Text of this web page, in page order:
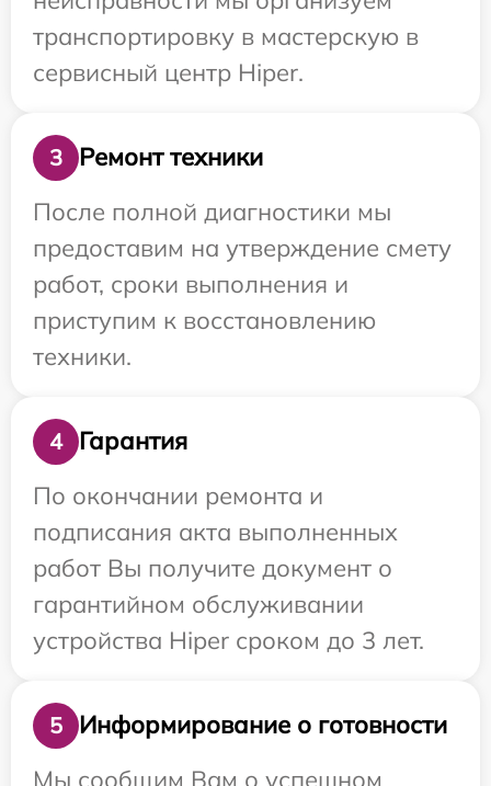
транспортировку в мастерскую в
сервисный центр Hiper.
3
Ремонт техники
После полной диагностики мы
предоставим на утверждение смету
работ, сроки выполнения и
приступим к восстановлению
техники.
4
Гарантия
По окончании ремонта и
подписания акта выполненных
работ Вы получите документ о
гарантийном обслуживании
устройства Hiper сроком до 3 лет.
5
Информирование о готовности
Мы сообщим Вам о успешном